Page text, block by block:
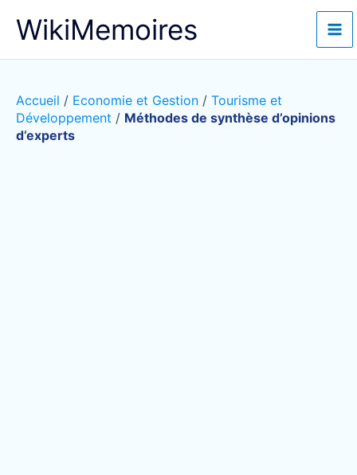
WikiMemoires
Accueil / Economie et Gestion / Tourisme et
Développement / Méthodes de synthèse d’opinions
d’experts